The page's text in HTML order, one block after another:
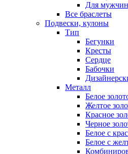
Для
Все браслеты
Подвески, кулоны
Тип
Бегунки
Кресты
Сердце
Бабочки
Металл
Белое
Желтое
Красное
Черное
Белое с
Белое с